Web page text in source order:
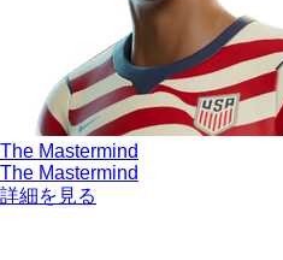
The Mastermind
The Mastermind
詳細を見る